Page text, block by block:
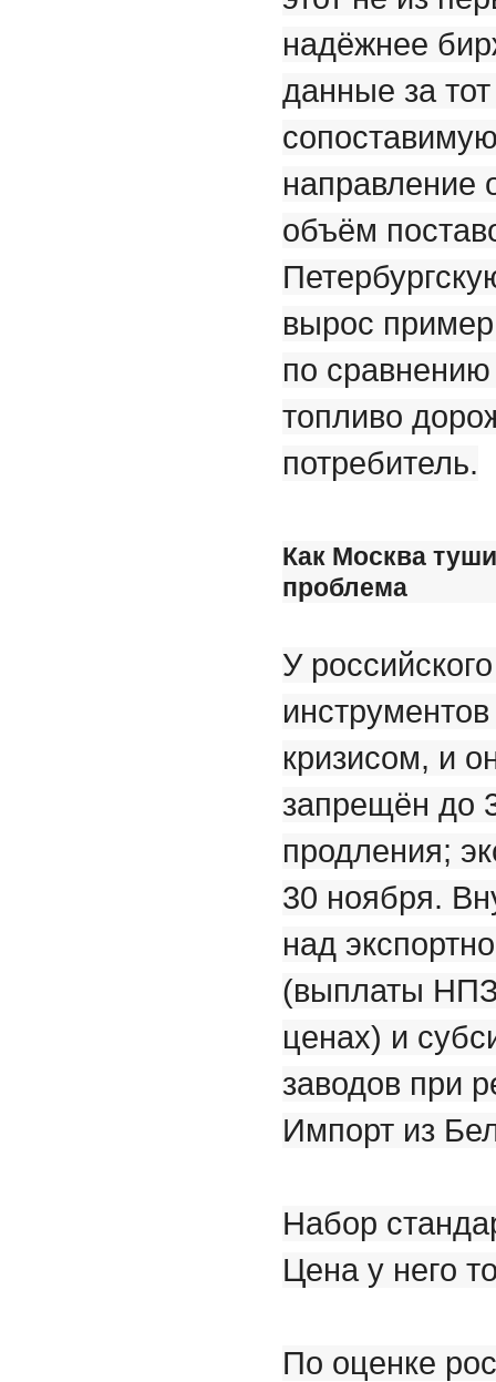
надёжнее
данные за
направление
объём
вырос
по
топливо
потребитель.
Как Москва
проблема
У
кризисом, и
запрещён до
продления;
30 ноября.
над
(выплаты НПЗ
ценах) и
заводов при
Импорт из
Набор
Цена у него
По оценке